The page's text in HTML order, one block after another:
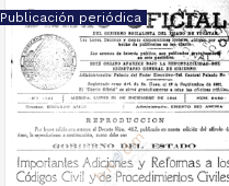
Publicación periódica